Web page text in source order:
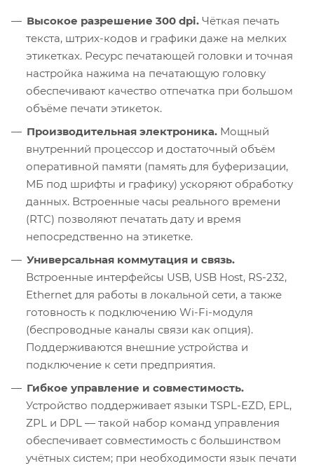
Высокое разрешение 300 dpi. Чёткая печать
текста, штрих-кодов и графики даже на мелких
этикетках. Ресурс печатающей головки и точная
настройка нажима на печатающую головку
обеспечивают качество отпечатка при большом
объёме печати этикеток.
Производительная электроника. Мощный
внутренний процессор и достаточный объём
оперативной памяти (память для буферизации,
МБ под шрифты и графику) ускоряют обработку
данных. Встроенные часы реального времени
(RTC) позволяют печатать дату и время
непосредственно на этикетке.
Универсальная коммутация и связь.
Встроенные интерфейсы USB, USB Host, RS-232,
Ethernet для работы в локальной сети, а также
готовность к подключению Wi-Fi-модуля
(беспроводные каналы связи как опция).
Поддерживаются внешние устройства и
подключение к сети предприятия.
Гибкое управление и совместимость.
Устройство поддерживает языки TSPL-EZD, EPL,
ZPL и DPL — такой набор команд управления
обеспечивает совместимость с большинством
учётных систем; при необходимости язык печати